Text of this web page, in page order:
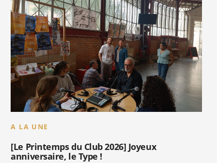
A LA UNE
[Le Printemps du Club 2026] Joyeux
anniversaire, le Type !